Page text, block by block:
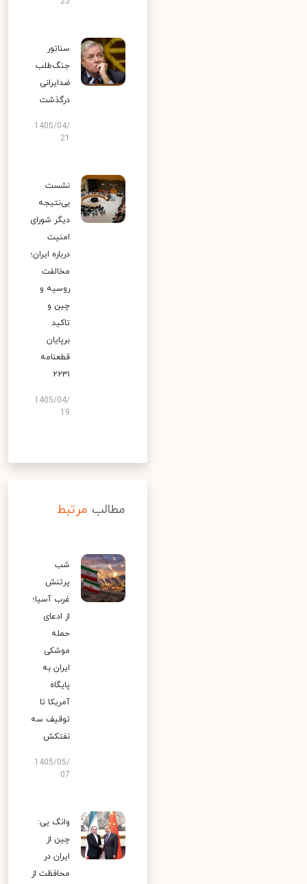
سناتور
جنگ‌طلب
ضدایرانی
درگذشت
1405/04/
نشست
بی‌نتیجه
دیگر شورای
امنیت
درباره ایران؛
مخالفت
روسیه و
چین و
تاکید
برپایان
قطعنامه
۲۲۳۱
1405/04/
19
مطالب مرتبط
شب
پرتنش
غرب آسیا؛
از ادعای
حمله
موشکی
ایران به
پایگاه
آمریکا تا
توقیف سه
نفتکش
1405/05/
07
وانگ یی:
چین از
ایران در
محافظت از